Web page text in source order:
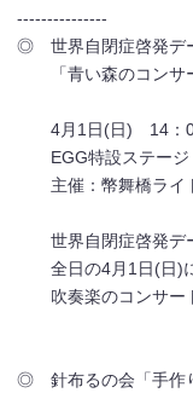
---------------
◎ 世界自閉症啓発デ
「青い森のコンサ
4月1日(日) 14：
EGG特設ステージ
主催：幣舞橋ライ
世界自閉症啓発デー
全日の4月1日(日)に
吹奏楽のコンサート
◎ 針布るの会「手作